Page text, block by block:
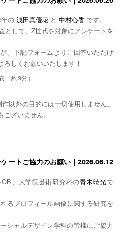
の 浅田真優花と 中村心香 です。
として、Z世代を対象にアンケートを
、下記フォームよりご回答いただけ
ろしくお願いいたします！
：約3分）
以外の目的には一切使用しません。
ざいません。
ケートご協力のお願い｜2026.06.12
、大学院芸術研究科の青木暁光で
るプロフィール画像に関する研究を
シャルデザイン学科の皆様にご協力